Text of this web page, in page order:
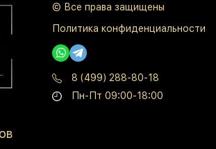
© Все права защищены
Политика конфиденциальности
8 (499) 288-80-18
Пн-Пт 09:00-18:00